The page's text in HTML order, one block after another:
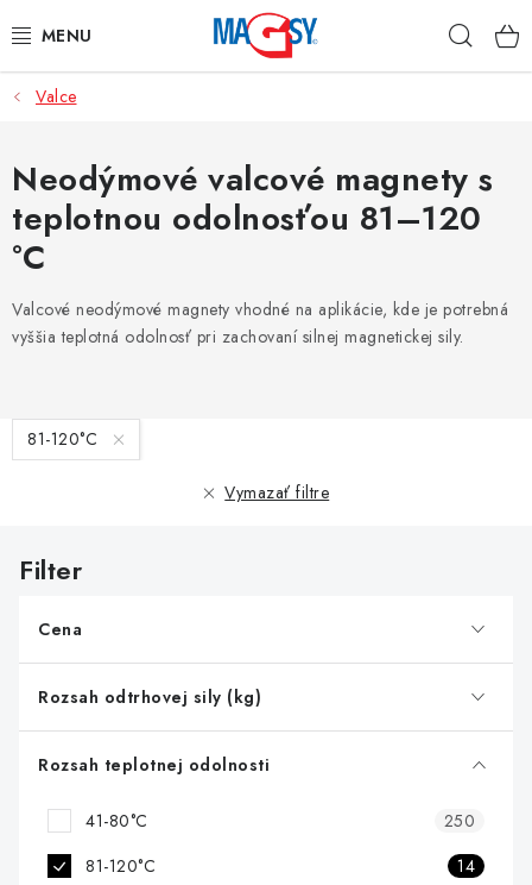
na
HLAVNÉ KATEGÓRIE
MAGNETICKÉ POMÔCKY
PRIEMYSELNÉ MAGNETY
NEREZOVÉ MATERIÁLY
O nás Obchodné podmienky
Kontakt
Odstúpenie od zmluvy
Valce
Neodýmové valcové magnety s
teplotnou odolnosťou 81–120
°C
Valcové neodýmové magnety vhodné na aplikácie, kde je potrebná
vyššia teplotná odolnosť pri zachovaní silnej magnetickej sily.
V
ý
s
o
u
81-120°C
Vymazať filtre
Cena
Rozsah odtrhovej sily (kg)
Rozsah teplotnej odolnosti
41-80°C
250
81-120°C
14